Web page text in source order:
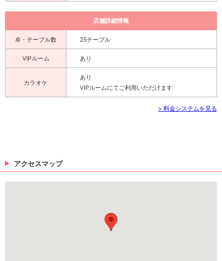
店舗詳細情報
卓・テーブル数 25テーブル
VIPルーム あり
カラオケ
あり
VIPルームにてご利用いただけます
> 料金システムを見る
アクセスマップ